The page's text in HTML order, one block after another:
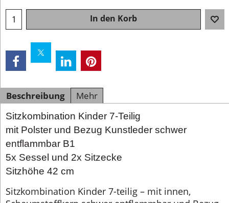
In den Korb
Beschreibung Mehr
Sitzkombination Kinder 7-Teilig
mit Polster und Bezug Kunstleder schwer
entflammbar B1
5x Sessel und 2x Sitzecke
Sitzhöhe 42 cm
Sitzkombination Kinder 7-teilig – mit innen,